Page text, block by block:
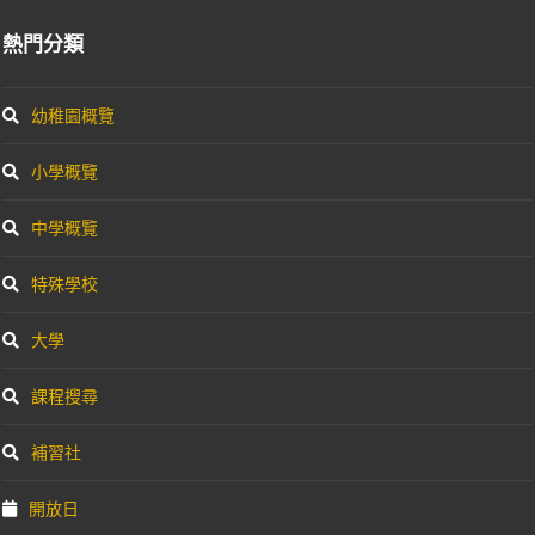
熱門分類
幼稚園概覽
小學概覽
中學概覽
特殊學校
大學
課程搜尋
補習社
開放日